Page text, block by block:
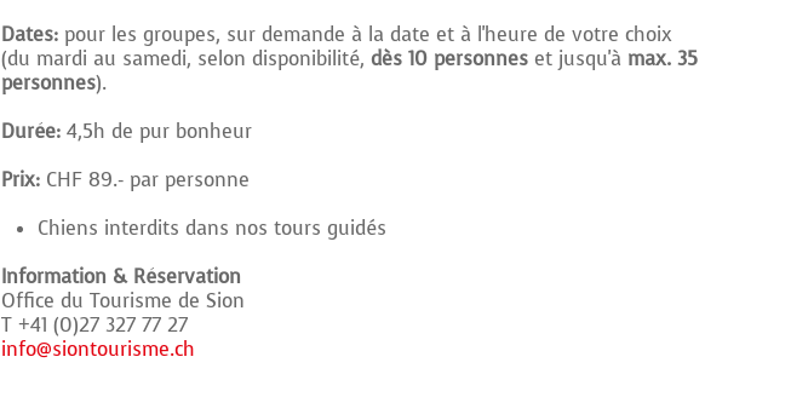
Dates: pour les groupes, sur demande à la date et à l'heure de votre choix
(du mardi au samedi, selon disponibilité, dès 10 personnes et jusqu'à max. 35
personnes).
Durée: 4,5h de pur bonheur
Prix: CHF 89.- par personne
Chiens interdits dans nos tours guidés
Information & Réservation
Office du Tourisme de Sion
T +41 (0)27 327 77 27
info@siontourisme.ch